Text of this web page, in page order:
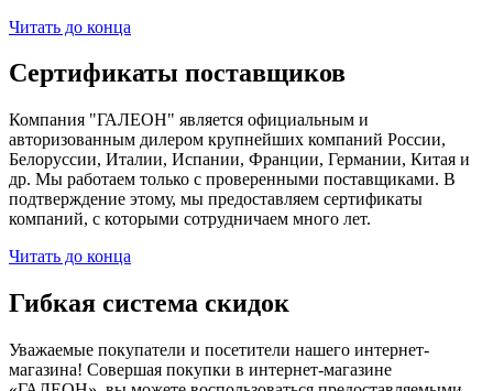
Читать до конца
Сертификаты поставщиков
Компания "ГАЛЕОН" является официальным и
авторизованным дилером крупнейших компаний России,
Белоруссии, Италии, Испании, Франции, Германии, Китая и
др. Мы работаем только с проверенными поставщиками. В
подтверждение этому, мы предоставляем сертификаты
компаний, с которыми сотрудничаем много лет.
Читать до конца
Гибкая система скидок
Уважаемые покупатели и посетители нашего интернет-
магазина! Совершая покупки в интернет-магазине